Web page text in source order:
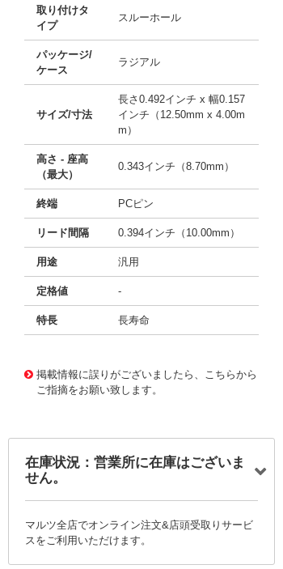
取り付けタ
イプ
スルーホール
パッケージ/
ケース
ラジアル
サイズ/寸法
長さ0.492インチ x 幅0.157
インチ（12.50mm x 4.00m
m）
高さ - 座高
（最大）
0.343インチ（8.70mm）
終端 PCピン
リード間隔 0.394インチ（10.00mm）
用途 汎用
定格値 -
特長 長寿命
掲載情報に誤りがございましたら、こちらから
ご指摘をお願い致します。
在庫状況：営業所に在庫はございま
せん。
マルツ全店でオンライン注文&店頭受取りサービ
スをご利用いただけます。